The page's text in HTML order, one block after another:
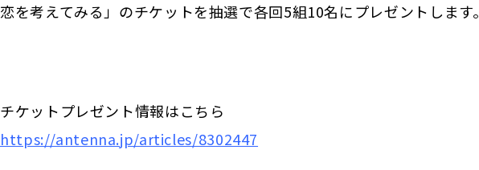
恋を考えてみる」のチケットを抽選で各回5組10名にプレゼントします。
チケットプレゼント情報はこちら
https://antenna.jp/articles/8302447